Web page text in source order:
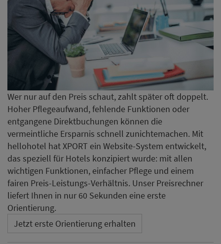
Wer nur auf den Preis schaut, zahlt später oft doppelt.
Hoher Pflegeaufwand, fehlende Funktionen oder
entgangene Direktbuchungen können die
vermeintliche Ersparnis schnell zunichtemachen. Mit
hellohotel hat XPORT ein Website-System entwickelt,
das speziell für Hotels konzipiert wurde: mit allen
wichtigen Funktionen, einfacher Pflege und einem
fairen Preis-Leistungs-Verhältnis. Unser Preisrechner
liefert Ihnen in nur 60 Sekunden eine erste
Orientierung.
Jetzt erste Orientierung erhalten